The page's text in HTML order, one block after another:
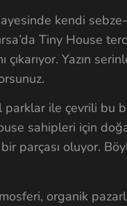
kendi
Tiny House
çıkarıyor. Yazın
ile çevrili bu
sahipleri için
parçası oluyor.
organik